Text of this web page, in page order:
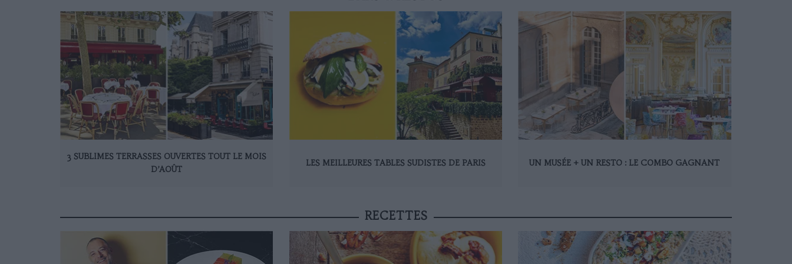
3 SUBLIMES TERRASSES OUVERTES TOUT LE MOIS
D’AOÛT
LES MEILLEURES TABLES SUDISTES DE PARIS UN MUSÉE + UN RESTO : LE COMBO GAGNANT
RECETTES